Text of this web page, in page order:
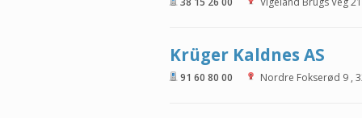
Krüger Kaldnes AS
91 60 80 00 Nordre Fokserød 9 ,